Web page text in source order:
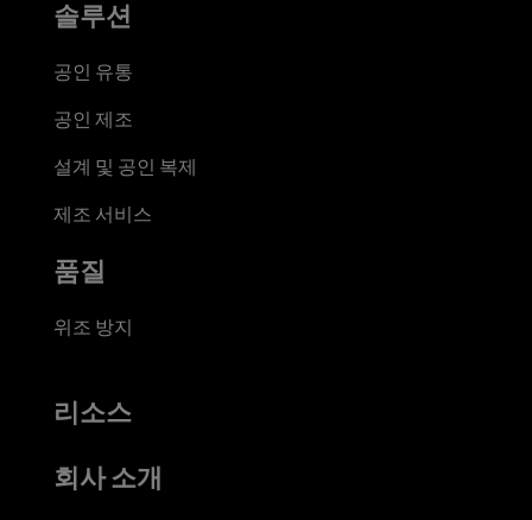
솔루션
공인 유통
공인 제조
설계 및 공인 복제
제조 서비스
품질
위조 방지
리소스
회사 소개